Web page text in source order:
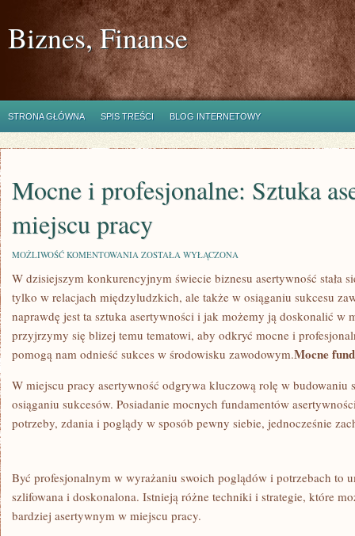
Biznes, Finanse
STRONA GŁÓWNA SPIS TREŚCI BLOG INTERNETOWY
Mocne i profesjonalne: Sztuka
miejscu pracy
MOŻLIWOŚĆ KOMENTOWANIA MOCNE
PROFESJONALNE:
SZTUKA
ASERTYWNOŚCI
W
MIEJSCU
PRACY
ZOSTAŁA WYŁĄCZONA
W dzisiejszym ‍konkurencyjnym świecie biznesu asertywność ⁤stała
tylko ⁤w ⁣relacjach międzyludzkich, ale także w osiąganiu sukcesu⁢
naprawdę ⁣jest ta ‌sztuka asertywności i‌ jak‍ możemy ją doskonalić w
⁢przyjrzymy⁣ się blizej temu tematowi, aby odkryć mocne i
pomogą nam odnieść sukces w środowisku zawodowym.Mocne
W miejscu⁣ pracy asertywność odgrywa kluczową rolę w budowaniu
osiąganiu sukcesów. Posiadanie mocnych‌ fundamentów⁤
potrzeby, zdania i poglądy w sposób pewny siebie, jednocześnie​
Być profesjonalnym w⁣ wyrażaniu swoich poglądów​ i potrzebach to
szlifowana i‍ doskonalona. Istnieją różne ‍techniki i strategie, które‍
bardziej asertywnym w miejscu pracy.